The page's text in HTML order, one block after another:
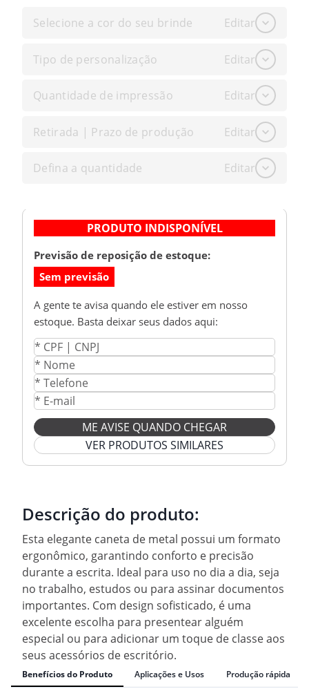
Selecione a cor do seu brinde Editar
Tipo de personalização Editar
Quantidade de impressão Editar
Retirada | Prazo de produção Editar
Defina a quantidade Editar
PRODUTO INDISPONÍVEL
Previsão de reposição de estoque:
Sem previsão
A gente te avisa quando ele estiver em nosso
estoque. Basta deixar seus dados aqui:
ME AVISE QUANDO CHEGAR
VER PRODUTOS SIMILARES
Descrição do produto:
Esta elegante caneta de metal possui um formato
ergonômico, garantindo conforto e precisão
durante a escrita. Ideal para uso no dia a dia, seja
no trabalho, estudos ou para assinar documentos
importantes. Com design sofisticado, é uma
excelente escolha para presentear alguém
especial ou para adicionar um toque de classe aos
seus acessórios de escritório.
Benefícios do Produto Aplicações e Usos Produção rápida